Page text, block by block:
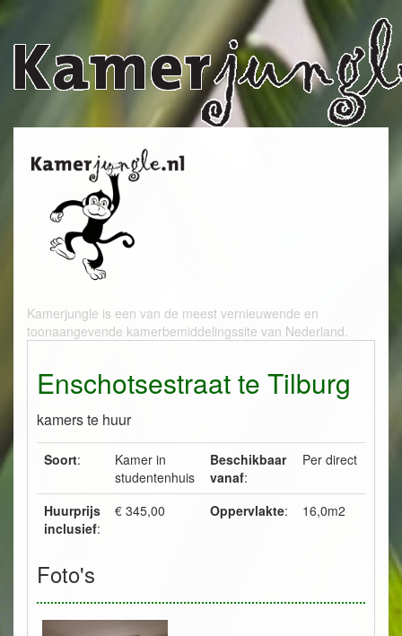
Kamerjungle is een van de meest vernieuwende en
toonaangevende kamerbemiddelingssite van Nederland.
Enschotsestraat te Tilburg
kamers te huur
Soort:
Kamer in
studentenhuis
Beschikbaar
vanaf:
Per direct
Huurprijs
inclusief:
€ 345,00 Oppervlakte: 16,0m2
Foto's